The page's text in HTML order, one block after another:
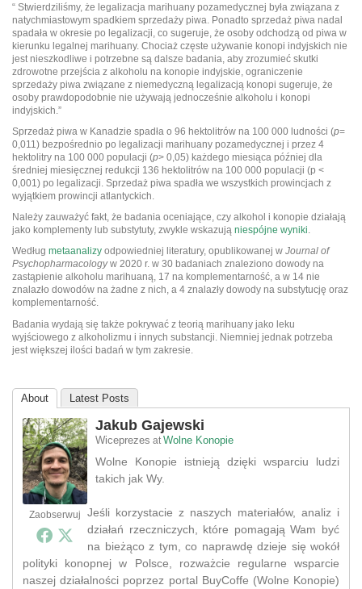
“ Stwierdziliśmy, że legalizacja marihuany pozamedycznej była związana z
natychmiastowym spadkiem sprzedaży piwa. Ponadto sprzedaż piwa nadal
spadała w okresie po legalizacji, co sugeruje, że osoby odchodzą od piwa w
kierunku legalnej marihuany. Chociaż częste używanie konopi indyjskich nie
jest nieszkodliwe i potrzebne są dalsze badania, aby zrozumieć skutki
zdrowotne przejścia z alkoholu na konopie indyjskie, ograniczenie
sprzedaży piwa związane z niemedyczną legalizacją konopi sugeruje, że
osoby prawdopodobnie nie używają jednocześnie alkoholu i konopi
indyjskich.”
Sprzedaż piwa w Kanadzie spadła o 96 hektolitrów na 100 000 ludności (p=
0,011) bezpośrednio po legalizacji marihuany pozamedycznej i przez 4
hektolitry na 100 000 populacji (p> 0,05) każdego miesiąca później dla
średniej miesięcznej redukcji 136 hektolitrów na 100 000 populacji (p <
0,001) po legalizacji. Sprzedaż piwa spadła we wszystkich prowincjach z
wyjątkiem prowincji atlantyckich.
Należy zauważyć fakt, że badania oceniające, czy alkohol i konopie działają
jako komplementy lub substytuty, zwykle wskazują niespójne wyniki.
Według metaanalizy odpowiedniej literatury, opublikowanej w Journal of
Psychopharmacologyw 2020 r. w 30 badaniach znaleziono dowody na
zastąpienie alkoholu marihuaną, 17 na komplementarność, a w 14 nie
znalazło dowodów na żadne z nich, a 4 znalazły dowody na substytucję oraz
komplementarność.
Badania wydają się także pokrywać z teorią marihuany jako leku
wyjściowego z alkoholizmu i innych substancji. Niemniej jednak potrzeba
jest większej ilości badań w tym zakresie.
About Latest Posts
Zaobserwuj
Jakub Gajewski
Wiceprezes at Wolne Konopie
Wolne Konopie istnieją dzięki wsparciu ludzi
takich jak Wy.
Jeśli korzystacie z naszych materiałów, analiz i
działań rzeczniczych, które pomagają Wam być
na bieżąco z tym, co naprawdę dzieje się wokół
polityki konopnej w Polsce, rozważcie regularne wsparcie
naszej działalności poprzez portal BuyCoffe (Wolne Konopie)